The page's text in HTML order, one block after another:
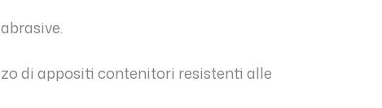
di appositi contenitori resistenti alle